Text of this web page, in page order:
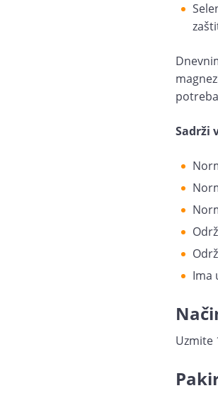
Sadrži
Ima
Uzmite